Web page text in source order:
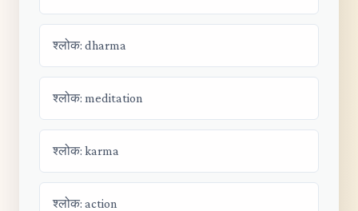
श्लोक: dharma
श्लोक: meditation
श्लोक: karma
श्लोक: action